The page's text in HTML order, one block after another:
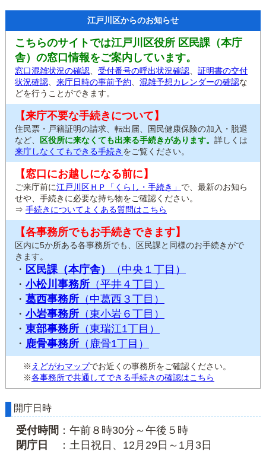
江戸川区からのお知らせ
こちらのサイトでは江戸川区役所 区民課（本庁
舎）の窓口情報をご案内しています。
窓口混雑状況の確認 受付番号の呼出状況確認
証明書の交付
状況確認
来庁日時の事前予約 混雑予想カレンダーの確認な
どを行うことができます。
【来庁不要な手続きについて】
住民票・戸籍証明の請求、転出届、国民健康保険の加入・脱退
など、
区役所に来なくても出来る手続きがあります。 詳しくは
来庁しなくてもできる手続き をご覧ください。
【窓口にお越しになる前に】
ご来庁前に江戸川区ＨＰ「くらし・手続き」 で、最新のお知ら
せや、手続きに必要な持ち物をご確認ください。
⇒ 手続きについてよくある質問はこちら
【各事務所でもお手続きできます】
区内に5か所ある各事務所でも、区民課と同様のお手続きがで
きます。
・ 区民課（本庁舎）
（中央１丁目）
・ 小松川事務所 （平井４丁目）
・ 葛西事務所 （中葛西３丁目）
・ 小岩事務所 （東小岩６丁目）
・ 東部事務所 （東瑞江1丁目）
・ 鹿骨事務所 （鹿骨1丁目）
※ えどがわマップでお近くの事務所をご確認ください。
※各事務所で共通してできる手続きの確認はこちら
開庁日時
受付時間 ：午前８時30分～午後５時
閉庁日
：土日祝日、12月29日～1月3日